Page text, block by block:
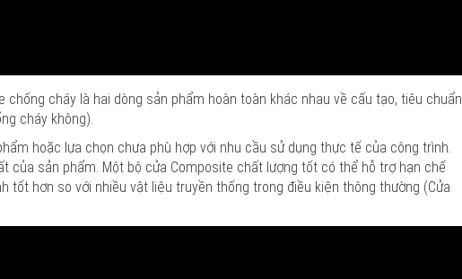
cháy là hai dòng sản phẩm hoàn toàn khác nhau về cấu tạo, tiêu chuẩn
cháy không).
hoặc lựa chọn chưa phù hợp với nhu cầu sử dụng thực tế của công trình.
của sản phẩm. Một bộ cửa Composite chất lượng tốt có thể hỗ trợ hạn chế
tốt hơn so với nhiều vật liệu truyền thống trong điều kiện thông thường (Cửa